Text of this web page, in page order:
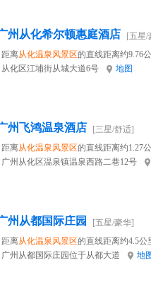
州从化希尔顿惠庭酒店
[五星/
距离从化温泉风景区的直线距离约9.76
从化区江埔街从城大道6号 地图
州飞鸿温泉酒店
[三星/舒适]
距离从化温泉风景区的直线距离约1.27
广州从化区温泉镇温泉西路二巷12号
州从都国际庄园
[五星/豪华]
距离从化温泉风景区的直线距离约4.5公
广州从都国际庄园位于从都大道 地